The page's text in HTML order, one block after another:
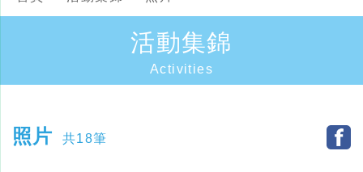
活動集錦
Activities
照片 共18筆